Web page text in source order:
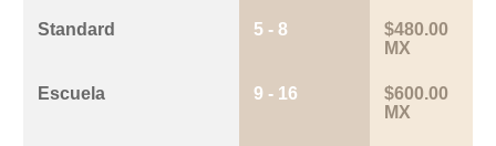
Standard 5 - 8
$480.00
MX
Escuela 9 - 16
$600.00
MX